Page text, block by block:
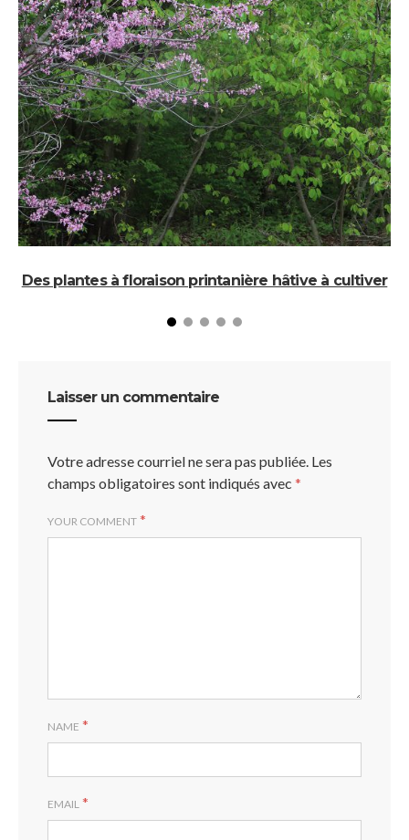
Des plantes à floraison printanière hâtive à cultiver
Laisser un commentaire
Votre adresse courriel ne sera pas publiée. Les
champs obligatoires sont indiqués avec *
YOUR COMMENT *
NAME *
EMAIL *